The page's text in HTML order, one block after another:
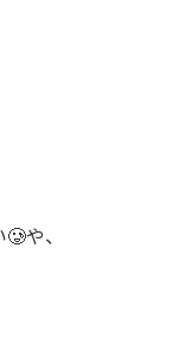
や、